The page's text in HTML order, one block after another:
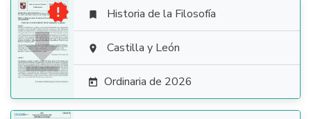

  Historia de la Filosofía
 Castilla y León
 Ordinaria de 2026